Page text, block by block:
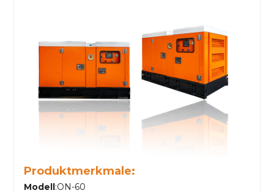
Produktmerkmale:
Modell:ON-60